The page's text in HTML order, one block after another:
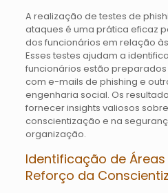
A realização de testes de
ataques é uma prática eficaz
dos funcionários em relação
Esses testes ajudam a
funcionários estão
com e-mails de phishing e
engenharia social. Os
fornecer insights valiosos
conscientização e na
organização.
Identificação de
Reforço da